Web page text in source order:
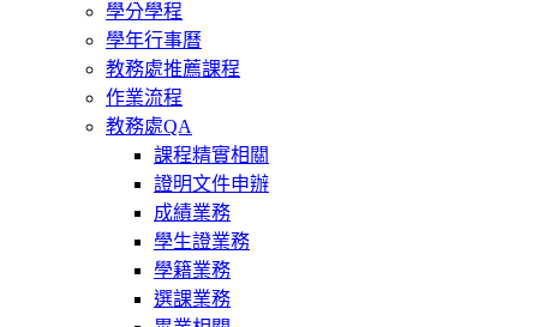
學分學程
學年行事曆
教務處推薦課程
作業流程
教務處QA
課程精實相關
證明文件申辦
成績業務
學生證業務
學籍業務
選課業務